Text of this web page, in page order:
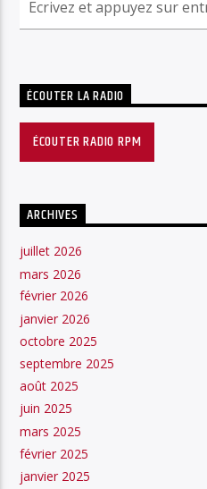
ÉCOUTER LA RADIO
ÉCOUTER RADIO RPM
ARCHIVES
juillet 2026
mars 2026
février 2026
janvier 2026
octobre 2025
septembre 2025
août 2025
juin 2025
mars 2025
février 2025
janvier 2025